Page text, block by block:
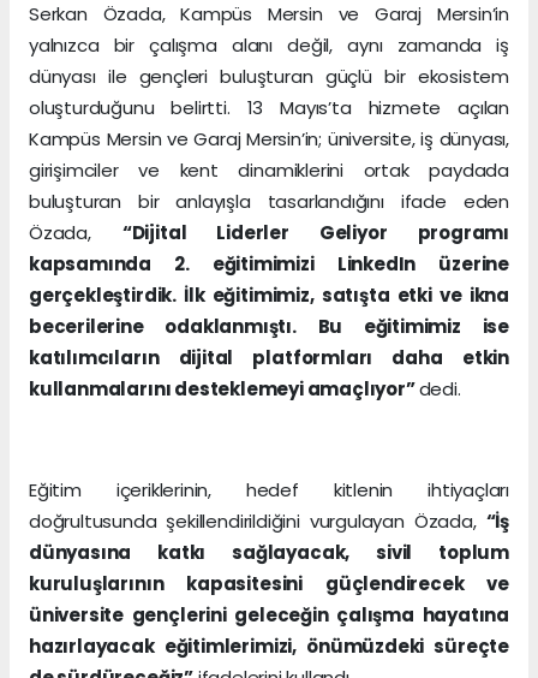
Serkan Özada, Kampüs Mersin ve Garaj Mersin’in
yalnızca bir çalışma alanı değil, aynı zamanda iş
dünyası ile gençleri buluşturan güçlü bir ekosistem
oluşturduğunu belirtti. 13 Mayıs’ta hizmete açılan
Kampüs Mersin ve Garaj Mersin’in; üniversite, iş dünyası,
girişimciler ve kent dinamiklerini ortak paydada
buluşturan bir anlayışla tasarlandığını ifade eden
Özada, “Dijital Liderler Geliyor programı
kapsamında 2. eğitimimizi LinkedIn üzerine
gerçekleştirdik. İlk eğitimimiz, satışta etki ve ikna
becerilerine odaklanmıştı. Bu eğitimimiz ise
katılımcıların dijital platformları daha etkin
kullanmalarını desteklemeyi amaçlıyor”dedi.
Eğitim içeriklerinin, hedef kitlenin ihtiyaçları
doğrultusunda şekillendirildiğini vurgulayan Özada, “İş
dünyasına katkı sağlayacak, sivil toplum
kuruluşlarının kapasitesini güçlendirecek ve
üniversite gençlerini geleceğin çalışma hayatına
hazırlayacak eğitimlerimizi, önümüzdeki süreçte